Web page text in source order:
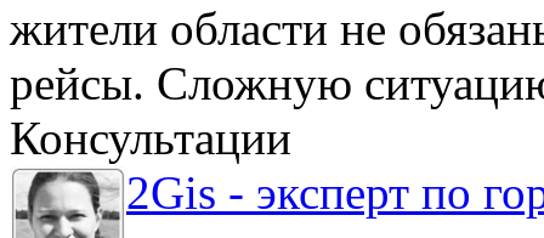
жители области не
рейсы. Сложную
Консультации
2Gis - эксперт по